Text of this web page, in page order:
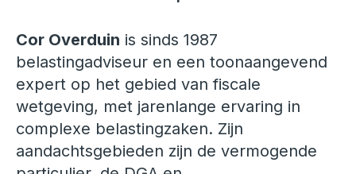
Cor Overduin is sinds 1987
belastingadviseur en een toonaangevend
expert op het gebied van fiscale
wetgeving, met jarenlange ervaring in
complexe belastingzaken. Zijn
aandachtsgebieden zijn de vermogende